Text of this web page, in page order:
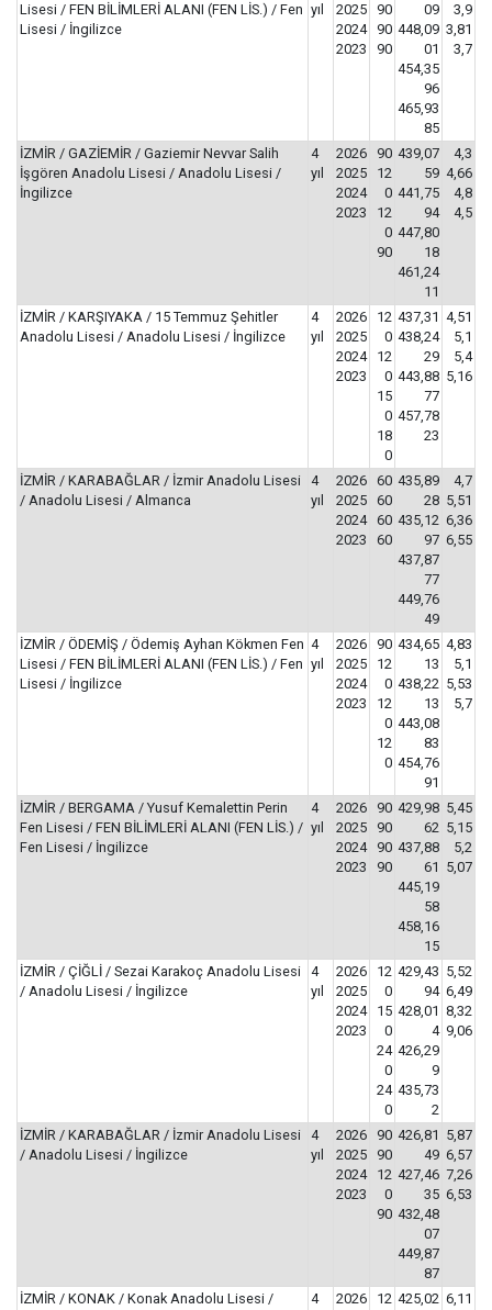
Lisesi / FEN BİLİMLERİ ALANI (FEN LİS.) / Fen
Lisesi / İngilizce
yıl
2025
2024
2023
90
90
90
09
448,09
01
454,35
96
465,93
85
3,9
3,81
3,7
İZMİR / GAZİEMİR / Gaziemir Nevvar Salih
İşgören Anadolu Lisesi / Anadolu Lisesi /
İngilizce
4
yıl
2026
2025
2024
2023
90
12
0
12
0
90
439,07
59
441,75
94
447,80
18
461,24
11
4,3
4,66
4,8
4,5
İZMİR / KARŞIYAKA / 15 Temmuz Şehitler
Anadolu Lisesi / Anadolu Lisesi / İngilizce
4
yıl
2026
2025
2024
2023
12
0
12
0
15
0
18
0
437,31
438,24
29
443,88
77
457,78
23
4,51
5,1
5,4
5,16
İZMİR / KARABAĞLAR / İzmir Anadolu Lisesi
/ Anadolu Lisesi / Almanca
4
yıl
2026
2025
2024
2023
60
60
60
60
435,89
28
435,12
97
437,87
77
449,76
49
4,7
5,51
6,36
6,55
İZMİR / ÖDEMİŞ / Ödemiş Ayhan Kökmen Fen
Lisesi / FEN BİLİMLERİ ALANI (FEN LİS.) / Fen
Lisesi / İngilizce
4
yıl
2026
2025
2024
2023
90
12
0
12
0
12
0
434,65
13
438,22
13
443,08
83
454,76
91
4,83
5,1
5,53
5,7
İZMİR / BERGAMA / Yusuf Kemalettin Perin
Fen Lisesi / FEN BİLİMLERİ ALANI (FEN LİS.) /
Fen Lisesi / İngilizce
4
yıl
2026
2025
2024
2023
90
90
90
90
429,98
62
437,88
61
445,19
58
458,16
15
5,45
5,15
5,2
5,07
İZMİR / ÇİĞLİ / Sezai Karakoç Anadolu Lisesi
/ Anadolu Lisesi / İngilizce
4
yıl
2026
2025
2024
2023
12
0
15
0
24
0
24
0
429,43
94
428,01
4
426,29
9
435,73
2
5,52
6,49
8,32
9,06
İZMİR / KARABAĞLAR / İzmir Anadolu Lisesi
/ Anadolu Lisesi / İngilizce
4
yıl
2026
2025
2024
2023
90
90
12
0
90
426,81
49
427,46
35
432,48
07
449,87
87
5,87
6,57
7,26
6,53
İZMİR / KONAK / Konak Anadolu Lisesi / 4 2026 12 425,02 6,11